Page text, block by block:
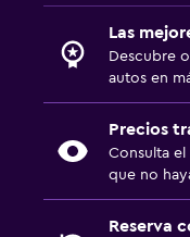
Las
Descubre
autos en
Precios
Consulta
que no
Reserva